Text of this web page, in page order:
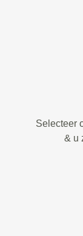
Selecteer
& u